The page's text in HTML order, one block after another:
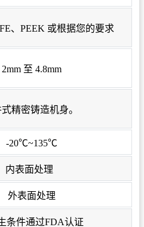
、PEEK 或根据您的要求
2mm 至 4.8mm
精密铸造机身。
-20℃~135℃
内表面处理
外表面处理
条件通过FDA认证